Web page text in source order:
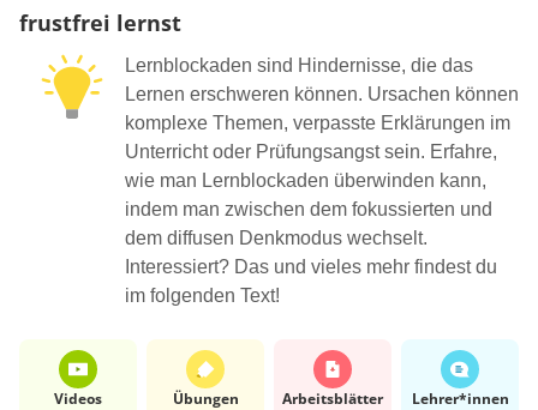
frustfrei lernst
Lernblockaden sind Hindernisse, die das
Lernen erschweren können. Ursachen können
komplexe Themen, verpasste Erklärungen im
Unterricht oder Prüfungsangst sein. Erfahre,
wie man Lernblockaden überwinden kann,
indem man zwischen dem fokussierten und
dem diffusen Denkmodus wechselt.
Interessiert? Das und vieles mehr findest du
im folgenden Text!
Videos Übungen Arbeits­blätter Lehrer*​innen